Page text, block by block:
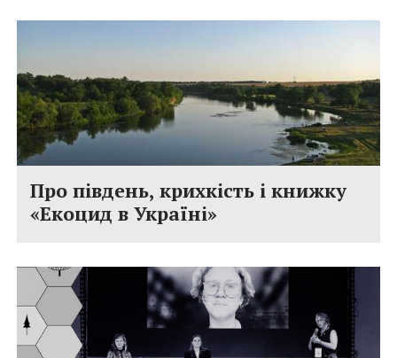
Про південь, крихкість і книжку
«Екоцид в Україні»